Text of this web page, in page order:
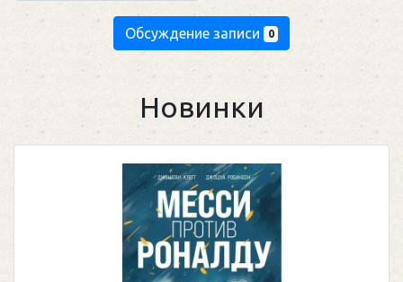
Обсуждение записи 0
Новинки